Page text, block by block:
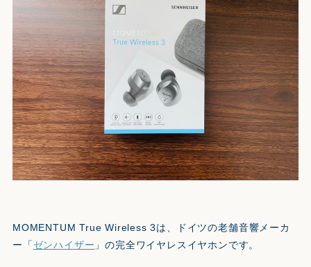
MOMENTUM True Wireless 3は、ドイツの老舗音響メーカ
ー「 ゼンハイザー 」の完全ワイヤレスイヤホンです。